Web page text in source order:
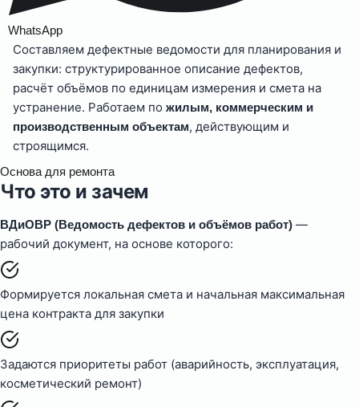
WhatsApp
Составляем дефектные ведомости для планирования и
закупки: структурированное описание дефектов,
расчёт объёмов по единицам измерения и смета на
устранение. Работаем по жилым, коммерческим и
производственным объектам, действующим и
строящимся.
Основа для ремонта
Что это и зачем
ВДиОВР (Ведомость дефектов и объёмов работ) —
рабочий документ, на основе которого:
Формируется локальная смета и начальная максимальная
цена контракта для закупки
Задаются приоритеты работ (аварийность, эксплуатация,
косметический ремонт)